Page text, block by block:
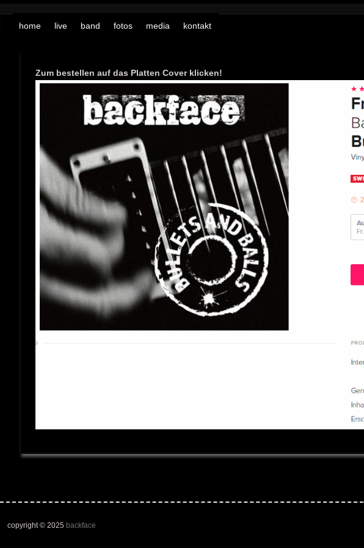
home live band fotos media kontakt
Zum bestellen auf das Platten Cover klicken!
copyright © 2025 backface